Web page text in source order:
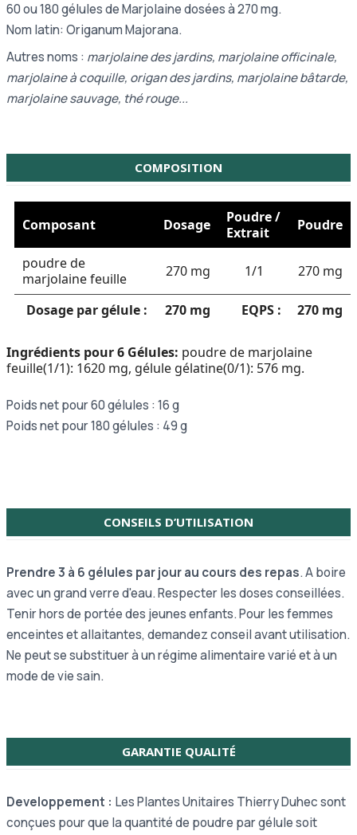
60 ou180 gélules de Marjolaine dosées à 270 mg.
Nom latin: Origanum Majorana.
Autres noms : marjolaine des jardins, marjolaine officinale,
marjolaine à coquille, origan des jardins, marjolaine bâtarde,
marjolaine sauvage, thé rouge...
COMPOSITION
Composant Dosage
Poudre /
Extrait
Poudre
poudre de
marjolaine feuille
270 mg 1/1 270 mg
Dosage par gélule : 270 mg EQPS : 270 mg
Ingrédients pour 6 Gélules: poudre de marjolaine
feuille(1/1): 1620 mg, gélule gélatine(0/1): 576 mg.
Poids net pour 60 gélules : 16 g
Poids net pour 180 gélules : 49 g
CONSEILS D’UTILISATION
Prendre 3 à 6 gélules par jour au cours des repas. A boire
avec un grand verre d'eau. Respecter les doses conseillées.
Tenir hors de portée des jeunes enfants. Pour les femmes
enceintes et allaitantes, demandez conseil avant utilisation.
Ne peut se substituer à un régime alimentaire varié et à un
mode de vie sain.
GARANTIE QUALITÉ
Developpement : Les Plantes Unitaires Thierry Duhec sont
conçues pour que la quantité de poudre par gélule soit